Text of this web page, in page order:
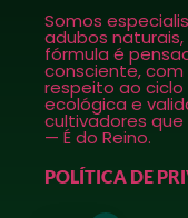
Somos
adubos
fórmula é
consciente,
respeito ao
ecológica e
cultivadores
— É do Reino.
POLÍTICA DE